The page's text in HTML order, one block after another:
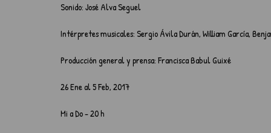
Sonido: José Alva Seguel
Intérpretes musicales: Sergio Ávila Durán, William García,
Producción general y prensa: Francisca Babul Guixé
26 Ene al 5 Feb, 2017
Mi a Do - 20 h